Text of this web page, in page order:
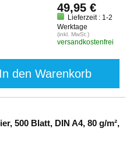
49,95 €
Lieferzeit : 1-2
Werktage
(inkl. MwSt.)
versandkostenfrei
In den Warenkorb
500 Blatt, DIN A4, 80 g/m²,